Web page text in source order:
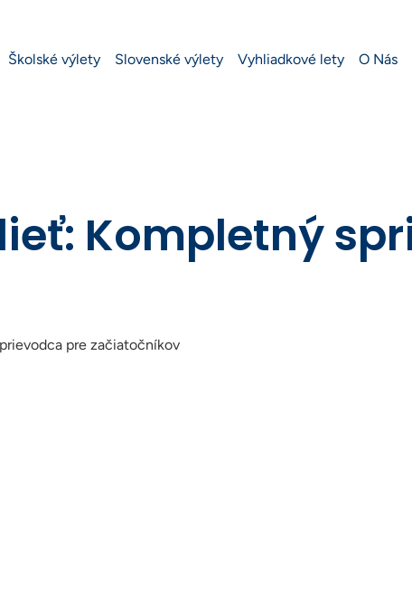
Školské výlety Slovenské výlety Vyhliadkové lety O Nás
Kompletný
pre začiatočníkov